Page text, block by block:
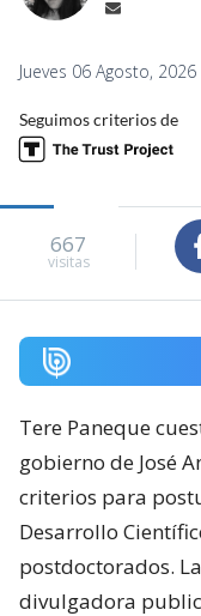
Jueves 06 Agosto,
Seguimos criterios de
667
visitas
Tere Paneque
gobierno de José
criterios para
Desarrollo
postdoctorados.
divulgadora